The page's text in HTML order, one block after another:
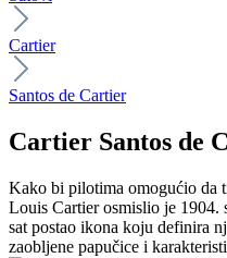
Cartier
Santos de Cartier
Cartier Santos de
Kako bi pilotima omogućio da
Louis Cartier osmislio je 1904.
sat postao ikona koju definira
zaobljene papučice i